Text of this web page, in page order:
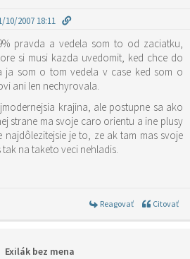
10/2007 18:11
pravda a vedela som to od zaciatku,
si musi kazda uvedomit, ked chce do
ja som o tom vedela v case ked som o
ani len nechyrovala.
krajina, ale postupne sa ako
strane ma svoje caro orientu a ine plusy
najdôlezitejsie je to, ze ak tam mas svoje
na taketo veci nehladis.
Reagovať Citovať
Exilák bez mena